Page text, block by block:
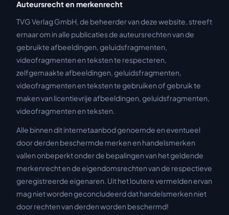
Auteursrecht en merkenrecht
TVG Verlag GmbH, de beheerder van deze website, streeft
ernaar om in alle publicaties de auteursrechten van de
gebruikte afbeeldingen, geluidsfragmenten,
videofragmenten en teksten te respecteren,
zelfgemaakte afbeeldingen, geluidsfragmenten,
videofragmenten en teksten te gebruiken of gebruik te
maken van licentievrije afbeeldingen, geluidsfragmenten,
videofragmenten en teksten.
Alle binnen dit internetaanbod genoemde en eventueel
door derden beschermde merken en handelsmerken
vallen onbeperkt onder de bepalingen van het geldende
merkenrecht en de eigendomsrechten van de respectieve
geregistreerde eigenaren. Uit het loutere vermelden ervan
mag niet worden geconcludeerd dat handelsmerken niet
door rechten van derden worden beschermd!